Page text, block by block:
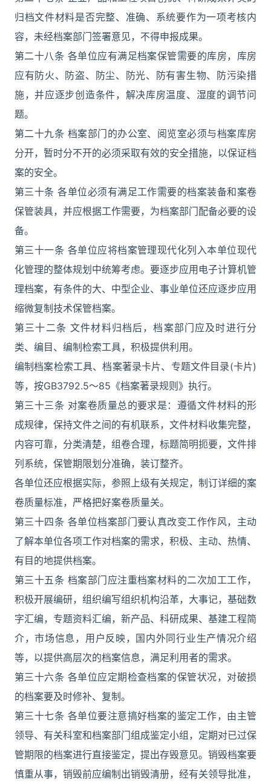
归档文件材料是否完整、准确、系统要作为一项考核内
容，未经档案部门签署意见，不得申报成果。
第二十八条 各单位应有满足档案保管需要的库房，库房
应有防火、防盗、防尘、防光、防有害生物、防污染措
施，并应逐步创造条件，解决库房温度、湿度的调节问
题。
第二十九条 档案部门的办公室、阅览室必须与档案库房
分开，暂时分不开的必须采取有效的安全措施，以保证档
案的安全。
第三十条 各单位必须有满足工作需要的档案装备和案卷
保管装具，并应根据工作需要，为档案部门配备必要的设
备。
第三十一条 各单位应将档案管理现代化列入本单位现代
化管理的整体规划中统筹考虑。要逐步应用电子计算机管
理档案，有条件的大、中型企业、事业单位还应逐步应用
缩微复制技术保管档案。
第三十二条 文件材料归档后，档案部门应及时进行分
类、编目、编制检索工具，积极提供利用。
编制档案检索工具、档案著录卡片、专题文件目录(卡片)
等，按GB3792.5～85《档案著录规则》执行。
第三十三条 对案卷质量总的要求是：遵循文件材料的形
成规律，保持文件之间的有机联系，文件材料收集完整，
内容可靠，分类清楚，组卷合理，标题简明扼要，文件排
列系统，保管期限划分准确，装订整齐。
各单位还应根据实际，参照上级有关规定，制订详细的案
卷质量标准，严格把好案卷质量关。
第三十四条 各单位档案部门要认真改变工作作风，主动
了解本单位各项工作对档案的需求，积极、主动、热情、
有目的地提供档案。
第三十五条 档案部门应注重档案材料的二次加工工作，
积极开展编研，组织编写组织机构沿革，大事记，基础数
字汇编，专题资料汇编，新产品、科研成果、基建工程简
介，市场信息，用户反映，国内外同行业生产情况介绍
等，以提供高层次的档案信息，满足利用者的需求。
第三十六条 各单位应定期检查档案的保管状况，对破损
的档案要及时修补、复制。
第三十七条 各单位要注意搞好档案的鉴定工作，由主管
领导、有关科室和档案部门组成鉴定小组，定期对已过保
管期限的档案进行直接鉴定，提出存毁意见。销毁档案要
慎重从事，销毁前应编制出销毁清册，经有关领导批准，